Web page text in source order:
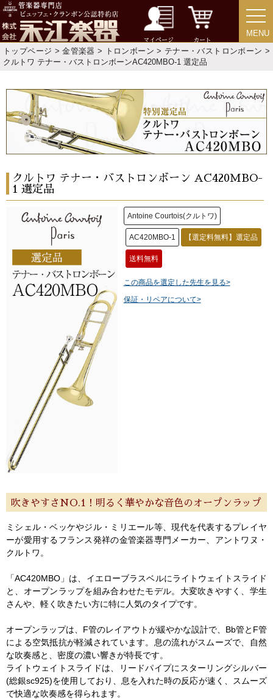
マイページ カート
MENU
MENU
トップページ >金管楽器 > トロンボーン > テナー・バストロンボーン >
クルトワ テナー・バストロンボーンAC420MBO-1 選定品
クルトワ テナー・バストロンボーン AC420MBO-
1 選定品
Antoine Courtois(クルトワ)
AC420MBO-1 【選定料無料】選定品
送料無料
この商品を選定した先生を見る>
保証・リペアについて>
吹きやすさNO.1！明るく華やかな音色のオープンラップ
ミシェル・ベッケやジル・ミリエール等、現代を代表するプレイヤ
ーが愛用するフランス発祥の金管楽器専門メーカー、アントワヌ・
クルトワ。
「AC420MBO」は、イエローブラスベルにライトウェイトスライド
と、オープンラップを組み合わせたモデル。大変吹きやすく、学生
さんや、軽く吹きたい方に特に人気のタイプです。
オープンラップは、F管のレイアウトが緩やかな設計で、Bb管とF管
による空気抵抗が軽減されています。息の流れがスムーズで、自然
な吹奏感と、密度の濃い響きが特長です。
ライトウェイトスライドは、リードパイプにスターリングシルバー
(総銀sc925)を使用しており、息を入れた時の反応が速く、スムーズ
で快適な吹奏感を得られます。